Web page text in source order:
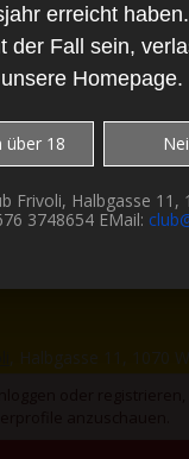
daher für den Besuch
nach österreichischem
erreicht haben.
Fall sein, verlasse bitte
, Halbgasse 11, 1070
erreicht
der Fall sein,
unsere Homepage.
über 18
Frivoli, Halbgasse 11,
3748654 EMail: